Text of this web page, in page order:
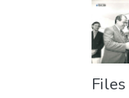
Files